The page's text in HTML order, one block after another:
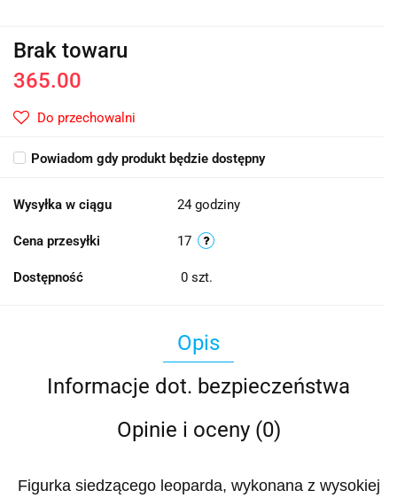
Brak towaru
365.00
Do przechowalni
Powiadom gdy produkt będzie dostępny
Wysyłka w ciągu 24 godziny
Cena przesyłki 17
Dostępność 0 szt.
Opis
Informacje dot. bezpieczeństwa
Opinie i oceny (0)
Figurka siedzącego leoparda, wykonana z wysokiej